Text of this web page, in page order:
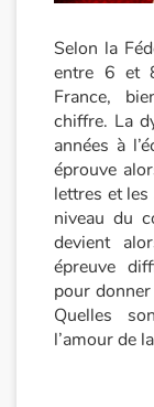
Princesses et
Ogres, monstres
Héroïnes et héros
Écologie, nature,
Les animaux
Voyage, épopée,
Selon la
entre 6 et
France,
chiffre. La
années à
éprouve
lettres et
niveau du
devient
épreuve
pour
Quelles
l’amour de